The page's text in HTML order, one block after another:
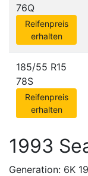
76Q
Reifenpreis
erhalten
185/55 R15
78S
Reifenpreis
erhalten
1993
Generation: 6K